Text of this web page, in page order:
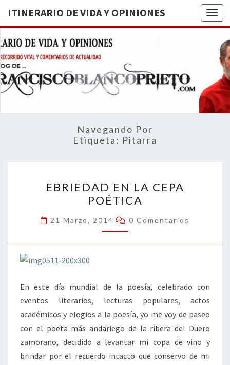
ITINERARIO DE VIDA Y OPINIONES
DE
BREVE
RECORRIDO
VITAL Y
ACTUALIDAD
Navegando Por
Etiqueta: Pitarra
EN
LA
CEPA
POÉTICA
EBRIEDAD EN LA CEPA
POÉTICA
21 Marzo, 2014 Comentarios
0 Comentarios
En este día mundial de la poesía, celebrado con
eventos literarios, lecturas populares, actos
académicos y elogios a la poesía, yo me voy de paseo
con el poeta más andariego de la ribera del Duero
zamorano, decidido a levantar mi copa de vino y
brindar por el recuerdo intacto que conservo de mi